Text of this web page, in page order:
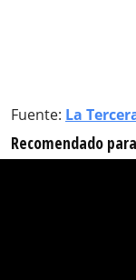
Fuente: La
Recomendado